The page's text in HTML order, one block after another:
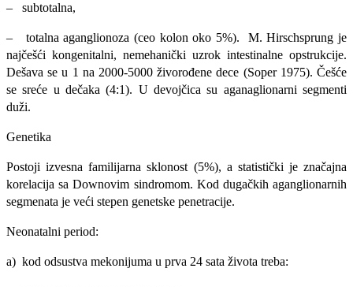
– subtotalna,
– totalna aganglionoza (ceo kolon oko 5%). M. Hirschsprung je
najčešći kongenitalni, nemehanički uzrok intestinalne opstrukcije.
Dešava se u 1 na 2000-5000 živorođene dece (Soper 1975). Češće
se sreće u dečaka (4:1). U devojčica su aganaglionarni segmenti
duži.
Genetika
Postoji izvesna familijarna sklonost (5%), a statistički je značajna
korelacija sa Downovim sindromom. Kod dugačkih aganglionarnih
segmenata je veći stepen genetske penetracije.
Neonatalni period:
a) kod odsustva mekonijuma u prva 24 sata života treba: